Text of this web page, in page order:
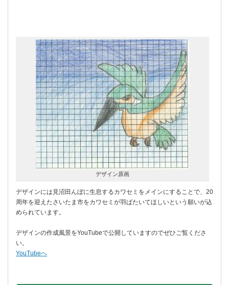
デザイン原画
デザインには見沼田んぼに生息するカワセミをメインにすることで、20
周年を迎えたさいたま市をカワセミが羽ばたいてほしいという願いが込
められています。
デザインの作成風景をYouTubeで公開していますのでぜひご覧くださ
い。
YouTubeへ